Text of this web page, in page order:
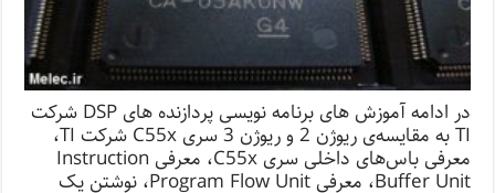
در ادامه آموزش های برنامه نویسی پردازنده های DSP شرکت
TI به مقایسه‌ی ریوژن 2 و ریوژن 3 سری C55x شرکت TI،
معرفی باس‌های داخلی سری C55x‌، معرفی Instruction
Buffer Unit، معرفی Program Flow Unit، نوشتن یک